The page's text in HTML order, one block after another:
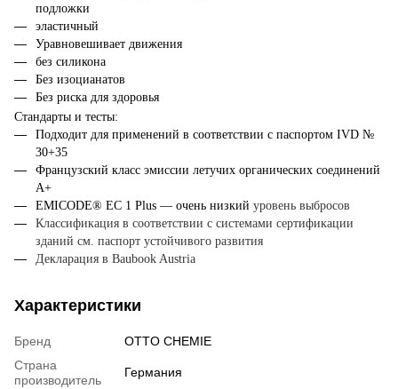
подложки
эластичный
Уравновешивает движения
без силикона
Без изоцианатов
Без риска для здоровья
Стандарты и тесты:
Подходит для применений в соответствии с паспортом IVD №
30+35
Французский класс эмиссии летучих органических соединений
A+
EMICODE® EC 1 Plus — очень низкий уровень выбросов
Классификация в соответствии с системами сертификации
зданий см. паспорт устойчивого развития
Декларация в Baubook Austria
Характеристики
Бренд
OTTO CHEMIE
Страна
производитель
Германия